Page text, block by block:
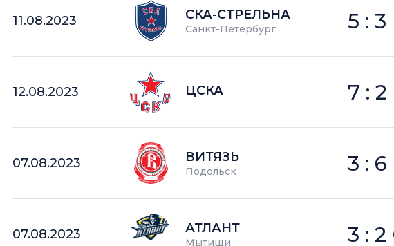
11.08.2023 СКА-СТРЕЛЬНА
Санкт-Петербург 5 : 3
12.08.2023 ЦСКА 7 : 2
07.08.2023 ВИТЯЗЬ
Подольск 3 : 6
07.08.2023 АТЛАНТ
Мытищи 3 :